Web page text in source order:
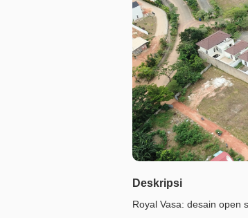
Deskripsi
Royal Vasa: desain open